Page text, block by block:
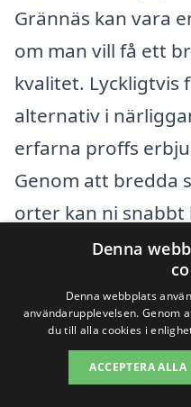
Grännäs kan vara
om man vill få ett
kvalitet. Lyckligtvis
alternativ i
erfarna proffs
Genom att bredda
orter kan ni
företaget för just
Några av de
närheten av
Valdemarsvik
Denna
Denna webbplats
användarupplevelsen. Genom
du till alla cookies i
ACCEPTERA ALLA